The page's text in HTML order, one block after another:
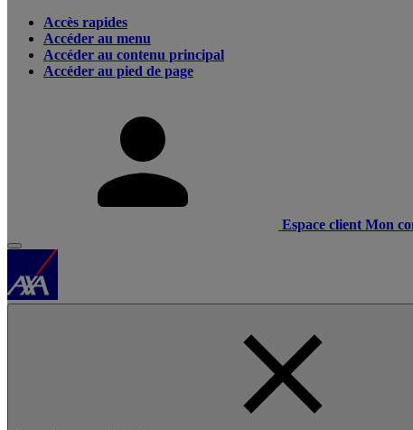
Accès rapides
Accéder au menu
Accéder au contenu principal
Accéder au pied de page
Espace client Mon